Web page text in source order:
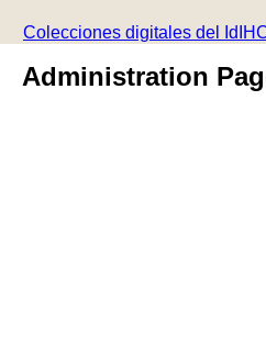
Colecciones digitales del
Administration